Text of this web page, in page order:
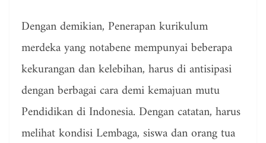
Dengan demikian, Penerapan kurikulum
merdeka yang notabene mempunyai beberapa
kekurangan dan kelebihan, harus di antisipasi
dengan berbagai cara demi kemajuan mutu
Pendidikan di Indonesia. Dengan catatan, harus
melihat kondisi Lembaga, siswa dan orang tua